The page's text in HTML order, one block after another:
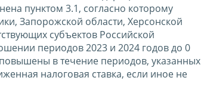
пунктом 3.1, согласно которому
Запорожской области, Херсонской
субъектов Российской
периодов 2023 и 2024 годов до 0
в течение периодов, указанных
налоговая ставка, если иное не